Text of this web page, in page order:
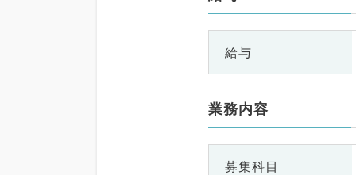
給与
業務内容
募集科目